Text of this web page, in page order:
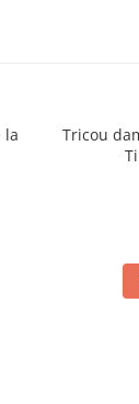
la
Tricou